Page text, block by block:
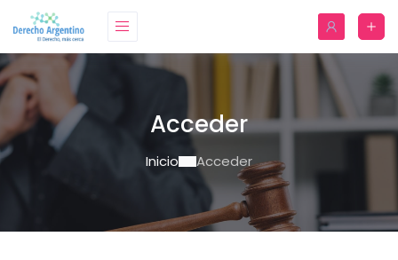
Acceder
Inicio Acceder